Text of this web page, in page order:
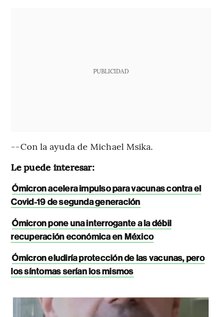
PUBLICIDAD
--Con la ayuda de Michael Msika.
Le puede interesar:
Ómicron acelera impulso para vacunas contra el
Covid-19 de segunda generación
Ómicron pone una interrogante a la débil
recuperación económica en México
Ómicron eludiría protección de las vacunas, pero
los síntomas serían los mismos